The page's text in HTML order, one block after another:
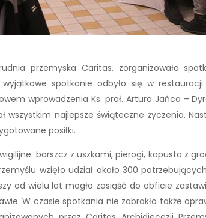
przemyska Caritas, zorganizowała
spotkanie odbyło się w restauracji
wprowadzenia Ks. prał. Artura Jańca –
najlepsze świąteczne życzenia.
posiłki.
barszcz z uszkami, pierogi, kapusta z
wzięło udział około 300
od wielu lat mogło zasiąść do obficie
W czasie spotkania nie zabrakło także